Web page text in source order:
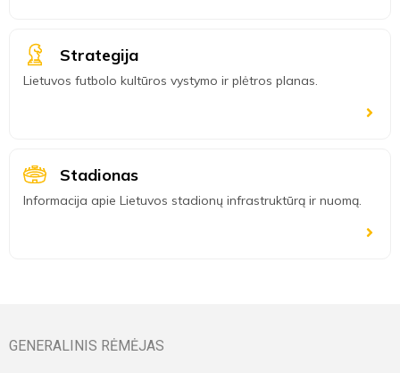
Strategija
Lietuvos futbolo kultūros vystymo ir plėtros planas.
Stadionas
Informacija apie Lietuvos stadionų infrastruktūrą ir nuomą.
GENERALINIS RĖMĖJAS